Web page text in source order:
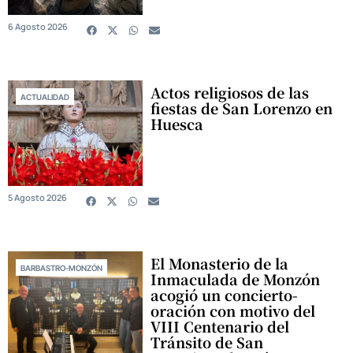
6 Agosto 2026
ACTUALIDAD Actos religiosos de las
fiestas de San Lorenzo en
Huesca
5 Agosto 2026
BARBASTRO-MONZÓN El Monasterio de la
Inmaculada de Monzón
acogió un concierto-
oración con motivo del
VIII Centenario del
Tránsito de San